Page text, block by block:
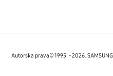
Autorska prava© 1995. - 2026.